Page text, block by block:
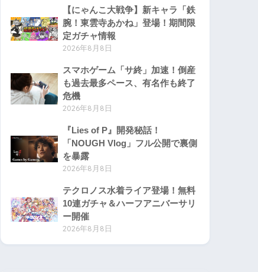
【にゃんこ大戦争】新キャラ「鉄
腕！東雲寺あかね」登場！期間限
定ガチャ情報
2026年8月8日
スマホゲーム「サ終」加速！倒産
も過去最多ペース、有名作も終了
危機
2026年8月8日
『Lies of P』開発秘話！
「NOUGH Vlog」フル公開で裏側
を暴露
2026年8月8日
テクロノス水着ライア登場！無料
10連ガチャ＆ハーフアニバーサリ
ー開催
2026年8月8日